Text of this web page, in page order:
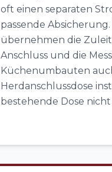
oft einen separaten
passende
übernehmen die
Anschluss und die
Küchenumbauten
Herdanschlussdose
bestehende Dose